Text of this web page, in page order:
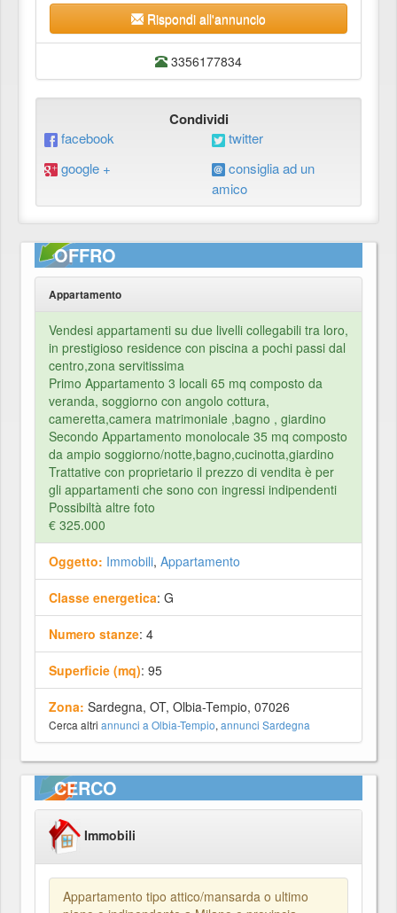
Rispondi all'annuncio
3356177834
Condividi
facebook
twitter
google +
consiglia ad un
amico
OFFRO
Appartamento
Vendesi appartamenti su due livelli collegabili tra loro,
in prestigioso residence con piscina a pochi passi dal
centro,zona servitissima
Primo Appartamento 3 locali 65 mq composto da
veranda, soggiorno con angolo cottura,
cameretta,camera matrimoniale ,bagno , giardino
Secondo Appartamento monolocale 35 mq composto
da ampio soggiorno/notte,bagno,cucinotta,giardino
Trattative con proprietario il prezzo di vendita è per
gli appartamenti che sono con ingressi indipendenti
Possibiltà altre foto
€ 325.000
Oggetto: Immobili, Appartamento
Classe energetica: G
Numero stanze: 4
Superficie (mq): 95
Zona: Sardegna, OT, Olbia-Tempio, 07026
Cerca altri annunci a Olbia-Tempio, annunci Sardegna
CERCO
Immobili
Appartamento tipo attico/mansarda o ultimo